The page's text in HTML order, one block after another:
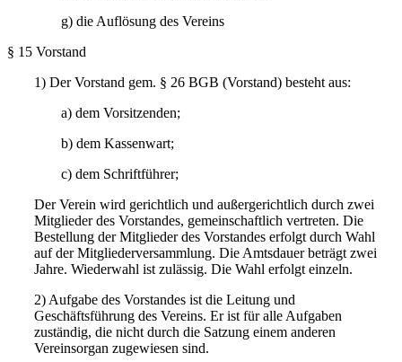
g) die Auflösung des Vereins
§ 15 Vorstand
1) Der Vorstand gem. § 26 BGB (Vorstand) besteht aus:
a) dem Vorsitzenden;
b) dem Kassenwart;
c) dem Schriftführer;
Der Verein wird gerichtlich und außergerichtlich durch zwei
Mitglieder des Vorstandes, gemeinschaftlich vertreten. Die
Bestellung der Mitglieder des Vorstandes erfolgt durch Wahl
auf der Mitgliederversammlung. Die Amtsdauer beträgt zwei
Jahre. Wiederwahl ist zulässig. Die Wahl erfolgt einzeln.
2) Aufgabe des Vorstandes ist die Leitung und
Geschäftsführung des Vereins. Er ist für alle Aufgaben
zuständig, die nicht durch die Satzung einem anderen
Vereinsorgan zugewiesen sind.